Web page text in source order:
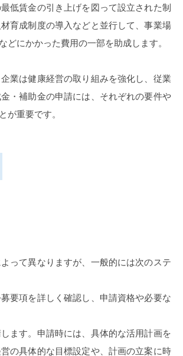
低賃金の引き上げを図って設立された制
育成制度の導入などと並行して、事業場
にかかった費用の一部を助成します。
業は健康経営の取り組みを強化し、従業
・補助金の申請には、それぞれの要件や
が重要です。
って異なりますが、一般的には次のステ
要項を詳しく確認し、申請資格や必要な
ます。申請時には、具体的な活用計画を
の具体的な目標設定や、計画の立案に時